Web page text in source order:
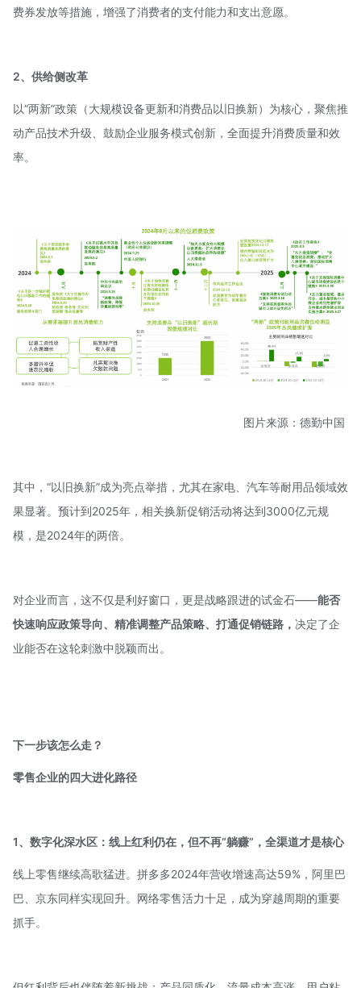
费券发放等措施，增强了消费者的支付能力和支出意愿。
2、 供给侧改革
以“两新”政策（大规模设备更新和消费品以旧换新）为核心，聚焦推
动产品技术升级、鼓励企业服务模式创新，全面提升消费质量和效
率。
图片来源：德勤中国
其中，“以旧换新”成为亮点举措，尤其在家电、汽车等耐用品领域效
果显著。预计到2025年，相关换新促销活动将达到3000亿元规
模，是2024年的两倍。
对企业而言，这不仅是利好窗口，更是战略跟进的试金石——能否
快速响应政策导向、精准调整产品策略、打通促销链路， 决定了企
业能否在这轮刺激中脱颖而出。
下一步该怎么走？
零售企业的四大进化路径
1、数字化深水区： 线上红利仍在， 但不再“躺赚”，全渠道才是核心
线上零售继续高歌猛进。拼多多2024年营收增速高达59%，阿里巴
巴、京东同样实现回升。网络零售活力十足，成为穿越周期的重要
抓手。